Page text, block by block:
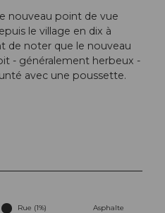
nouveau point de vue
le village en dix à
de noter que le nouveau
- généralement herbeux -
avec une poussette.
Rue (1%)
Asphalte